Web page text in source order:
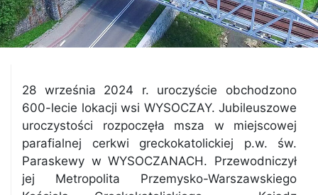
28 września 2024 r. uroczyście obchodzono
600-lecie lokacji wsi WYSOCZAY. Jubileuszowe
uroczystości rozpoczęła msza w miejscowej
parafialnej cerkwi greckokatolickiej p.w. św.
Paraskewy w WYSOCZANACH. Przewodniczył
jej Metropolita Przemysko-Warszawskiego